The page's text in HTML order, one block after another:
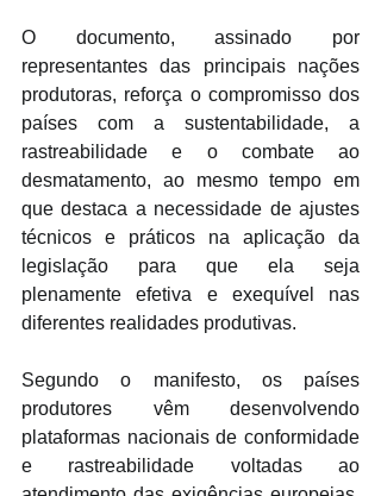
O documento, assinado por
representantes das principais nações
produtoras, reforça o compromisso dos
países com a sustentabilidade, a
rastreabilidade e o combate ao
desmatamento, ao mesmo tempo em
que destaca a necessidade de ajustes
técnicos e práticos na aplicação da
legislação para que ela seja
plenamente efetiva e exequível nas
diferentes realidades produtivas.
Segundo o manifesto, os países
produtores vêm desenvolvendo
plataformas nacionais de conformidade
e rastreabilidade voltadas ao